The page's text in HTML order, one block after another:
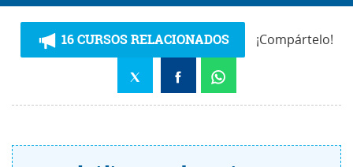
16 CURSOS RELACIONADOS ¡Compártelo!